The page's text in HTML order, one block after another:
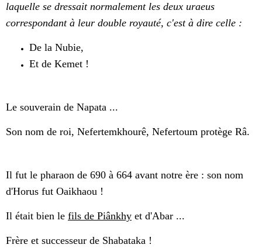
laquelle se dressait normalement les deux uraeus
correspondant à leur double royauté, c'est à dire celle :
De la Nubie,
Et de Kemet !
Le souverain de Napata ...
Son nom de roi, Nefertemkhourê, Nefertoum protège Râ.
Il fut le pharaon de 690 à 664 avant notre ère : son nom
d'Horus fut Oaikhaou !
Il était bien le fils de Piânkhy et d'Abar ...
Frère et successeur de Shabataka !